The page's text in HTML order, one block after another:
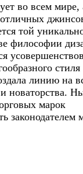
во всем мире,
отличных
той
философии
стиля
линию на
новаторства.
марок
законодателем